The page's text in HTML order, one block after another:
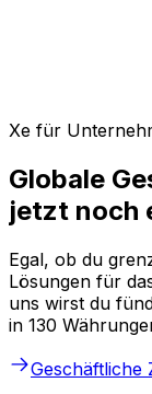
Xe für
Globale
jetzt noch
Egal, ob du
Lösungen für
uns wirst du
in 130
Geschäftliche